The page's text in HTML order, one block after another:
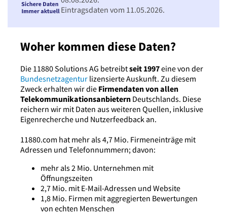
Woher kommen diese Daten?
Die 11880 Solutions AG betreibtseit 1997eine von der
Bundesnetzagentur lizensierte Auskunft. Zu diesem
Zweck erhalten wir die Firmendaten von allen
Telekommunikationsanbietern Deutschlands. Diese
reichern wir mit Daten aus weiteren Quellen, inklusive
Eigenrecherche und Nutzerfeedback an.
11880.com hat mehr als 4,7 Mio. Firmeneinträge mit
Adressen und Telefonnummern; davon:
mehr als 2 Mio. Unternehmen mit
Öffnungszeiten
2,7 Mio. mit E-Mail-Adressen und Website
1,8 Mio. Firmen mit aggregierten Bewertungen
von echten Menschen
Eintragsdaten vom 11.05.2026.